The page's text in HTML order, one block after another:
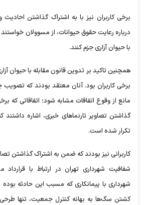
برخی کاربران نیز با به اشتراک گذاشتن
درباره رعایت حقوق حیوانات، از مسوولان خواستند
با حیوان آزاری جزم کنند.
همچنین تاکید بر تدوین قانون مقابله با حیوان
برخی کاربران بود. آنان معتقد بودند که تصویب
مانع از وقوع اتفاقات مشابه شود؛ اتفاقاتی که
تکرار شده است.
کاربرانی نیز بودند که ضمن به اشتراک گذاشتن
شفافیت شهرداری تهران در ارتباط با
شهرداری با پیمانکاری که مسبب این حادثه
کشتن سگ‌ها به بهانه کنترل جمعیت، تنها طرحی